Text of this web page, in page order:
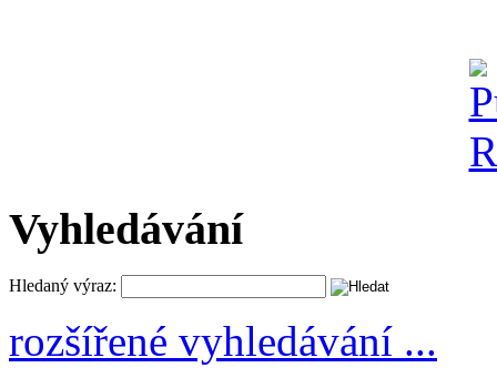
Vyhledávání
Hledaný výraz:
rozšířené vyhledávání ...